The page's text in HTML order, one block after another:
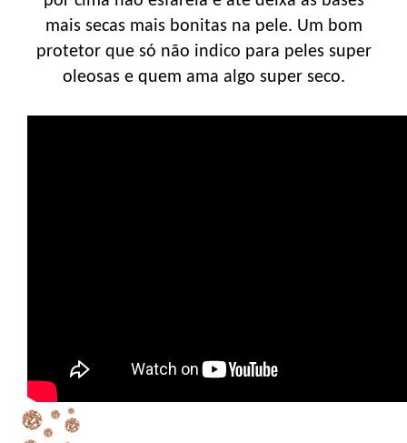
mais secas mais bonitas na pele. Um bom
protetor que só não indico para peles super
oleosas e quem ama algo super seco.